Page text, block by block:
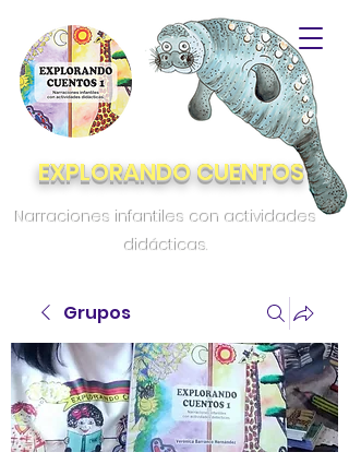
EXPLORANDO CUENTOS
Narraciones infantiles con actividades
didácticas.
Grupos